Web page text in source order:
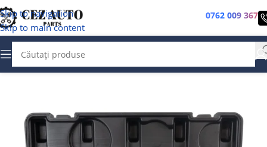
Skip to navigation
Skip to main content
0762 009 367